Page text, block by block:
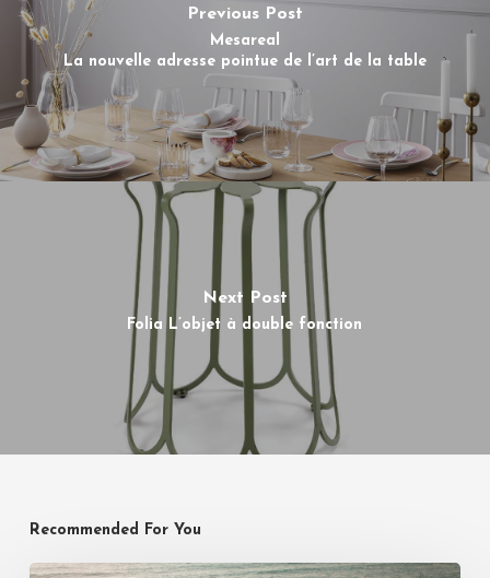
Previous Post
Mesareal
La nouvelle adresse pointue de l’art de la table
Next Post
Folia L’objet à double fonction
Recommended For You